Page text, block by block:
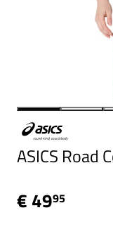
ASICS Road
€ 4995